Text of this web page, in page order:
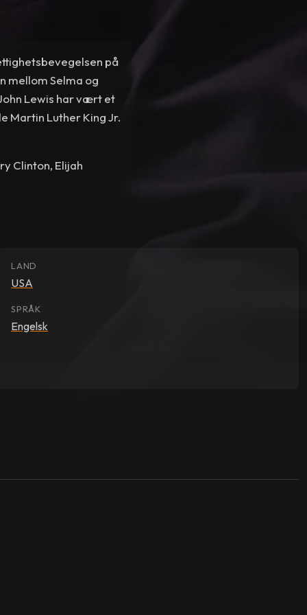
på
mellom Selma og
Lewis har vært et
Martin Luther King Jr.
Clinton, Elijah
LAND
USA
SPRÅK
Engelsk